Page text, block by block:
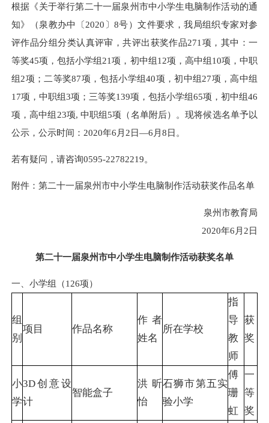
根据《关于举行第二十一届泉州市中小学生电脑制作活动的通
知》（泉教办中〔2020〕8号）文件要求，我局组织专家对参
评作品分组分类认真评审，共评出获奖作品271项，其中：一
等奖45项，包括小学组21项，初中组12项，高中组10项，中职
组2项；二等奖87项，包括小学组40项，初中组27项，高中组
17项，中职组3项；三等奖139项，包括小学组65项，初中组46
项，高中组23项, 中职组5项（名单附后）。现将候选名单予以
公示，公示时间：2020年6月2日—6月8日。
若有疑问，请咨询0595-22782219。
附件：第二十一届泉州市中小学生电脑制作活动获奖作品名单
泉州市教育局
2020年6月2日
第二十一届泉州市中小学生电脑制作活动获奖名单
一、小学组（126项）
组
别
项目 作品名称
作者
姓名
所在学校
指
导
教
师
获
奖
小
学
3D创意设
计
智能盒子
洪昕
怡
石狮市第五实
验小学
傅
珊
虹
一
等
奖